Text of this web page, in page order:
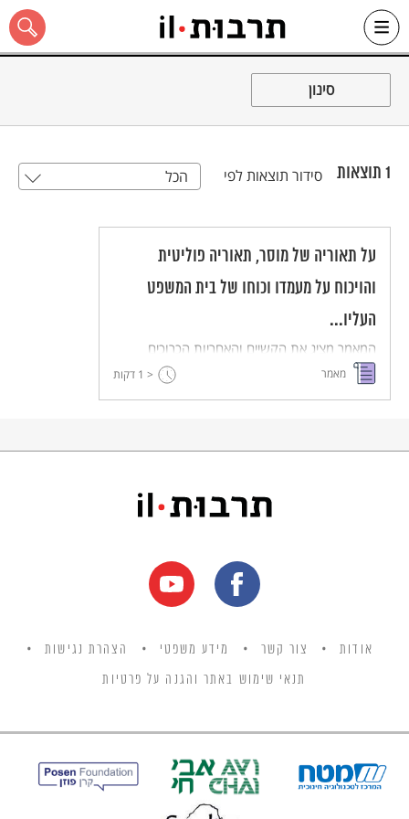
Skip
כל האתר
סינון
1 תוצאות סידור תוצאות לפי הכל
על תאוריה של מוסר, תאוריה פוליטית
והויכוח על מעמדו וכוחו של בית המשפט
העליו...
המאמר מציג את הקשיים והאחריות הכרוכים
בקבלת החלטות במדינה, שבה העם מיוצג על ידי
דמוקרטיים אחרים בעולם המערבי.
מאמר < 1 דקות
אודות צור קשר מידע משפטי הצהרת נגישות
תנאי שימוש באתר והגנה על פרטיות